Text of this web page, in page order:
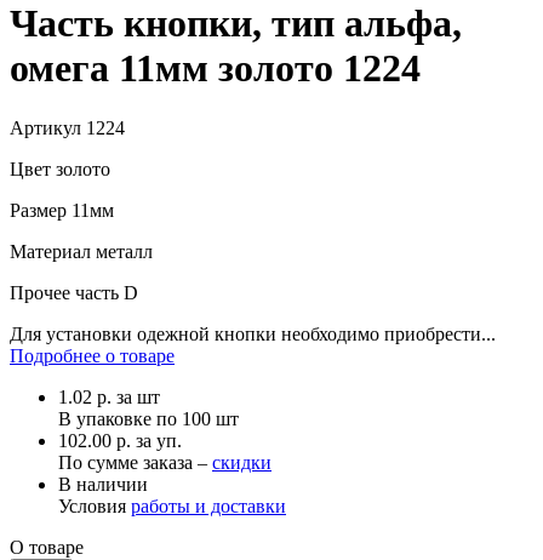
Часть кнопки, тип альфа,
омега 11мм золото 1224
Артикул 1224
Цвет золото
Размер 11мм
Материал металл
Прочее часть D
Для установки одежной кнопки необходимо приобрести...
Подробнее о товаре
1.02 р. за шт
В упаковке по 100 шт
102.00 р. за уп.
По сумме заказа – скидки
В наличии
Условия работы и доставки
О товаре